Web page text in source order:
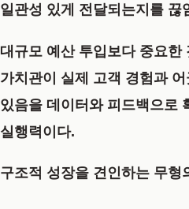
일관성 있게 전달되는지를 끊
대규모 예산 투입보다 중요한
가치관이 실제 고객 경험과
있음을 데이터와 피드백으로
실행력이다.
구조적 성장을 견인하는 무형